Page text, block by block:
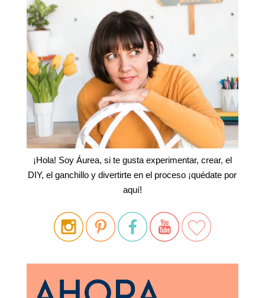
¡Hola! Soy Áurea, si te gusta experimentar, crear, el
DIY, el ganchillo y divertirte en el proceso ¡quédate por
aquí!